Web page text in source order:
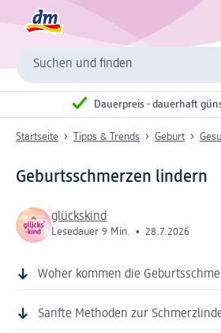
Suchen und finden
Dauerpreis - dauerhaft
Startseite Tipps & Trends Geburt
Geburtsschmerzen lindern
glückskind
Lesedauer 9 Min. • 28.7.2026
Woher kommen die
Sanfte Methoden zur